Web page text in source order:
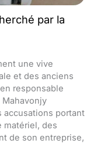
par la
une vive
et des anciens
responsable
accusations portant
matériel, des
de son entreprise,